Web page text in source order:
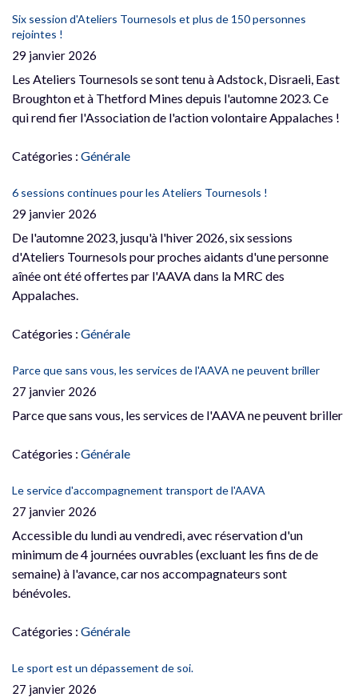
Six session d'Ateliers Tournesols et plus de 150 personnes
rejointes !
29 janvier 2026
Les Ateliers Tournesols se sont tenu à Adstock, Disraeli, East
Broughton et à Thetford Mines depuis l'automne 2023. Ce
qui rend fier l'Association de l'action volontaire Appalaches !
Catégories : Générale
6 sessions continues pour les Ateliers Tournesols !
29 janvier 2026
De l'automne 2023, jusqu'à l'hiver 2026, six sessions
d'Ateliers Tournesols pour proches aidants d'une personne
aînée ont été offertes par l'AAVA dans la MRC des
Appalaches.
Catégories : Générale
Parce que sans vous, les services de l'AAVA ne peuvent briller
27 janvier 2026
Parce que sans vous, les services de l'AAVA ne peuvent briller
Catégories : Générale
Le service d'accompagnement transport de l'AAVA
27 janvier 2026
Accessible du lundi au vendredi, avec réservation d'un
minimum de 4 journées ouvrables (excluant les fins de de
semaine) à l'avance, car nos accompagnateurs sont
bénévoles.
Catégories : Générale
Le sport est un dépassement de soi.
27 janvier 2026